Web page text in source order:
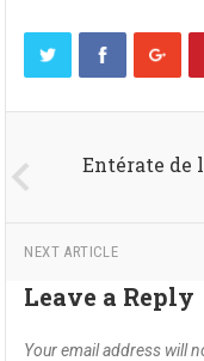
Entérate de
NEXT ARTICLE
Leave a Reply
Your email address will